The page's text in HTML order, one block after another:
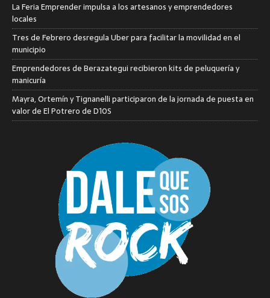
La Feria Emprender impulsa a los artesanos y emprendedores
locales
Tres de Febrero desregula Uber para facilitar la movilidad en el
municipio
Emprendedores de Berazategui recibieron kits de peluquería y
manicuría
Mayra, Ortemín y Tignanelli participaron de la jornada de puesta en
valor de El Potrero de D10S